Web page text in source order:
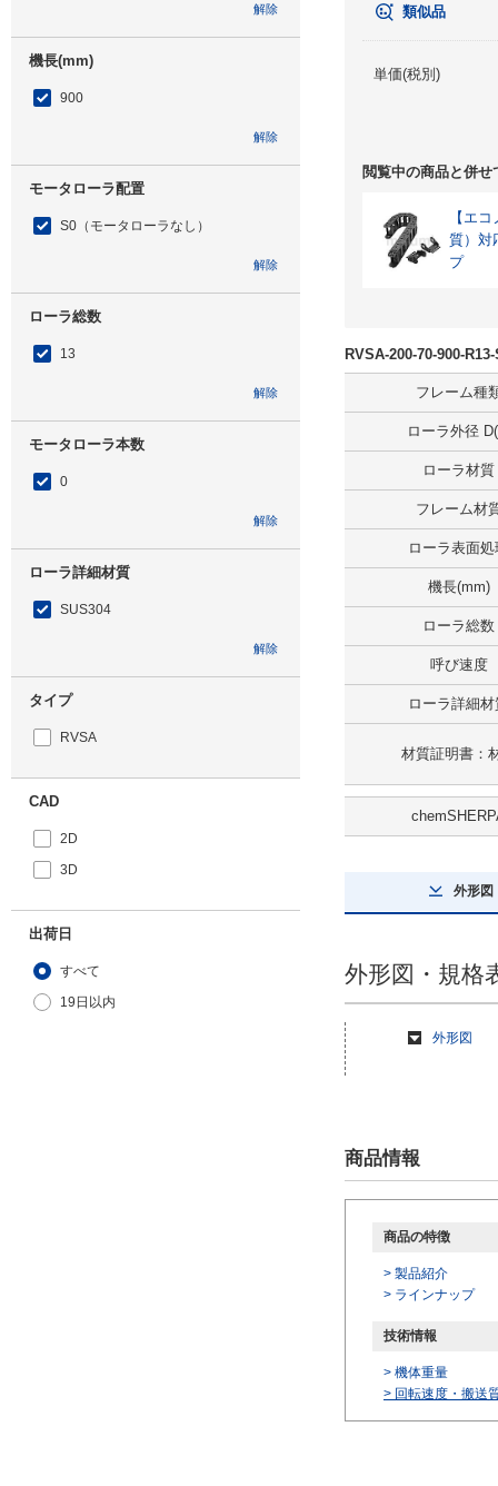
解除
機長(mm)
900
解除
モータローラ配置
S0（モータローラなし）
解除
ローラ総数
13
解除
モータローラ本数
0
解除
ローラ詳細材質
SUS304
解除
タイプ
RVSA
CAD
2D
3D
出荷日
すべて
19日以内
類似品
単価(税別)
閲覧中の商品と併
【エ
質）対
プ
RVSA-200-70-900-
フレーム種
ローラ外径
ローラ材質
フレーム材
ローラ表面処
機長(mm)
ローラ総数
呼び速度
ローラ詳細材
材質証明書：
外形図
外形図・規格
外形図
商品情報
商品の特徴
> 製品紹介
> ラインナップ
技術情報
> 機体重量
> 回転速度・搬送